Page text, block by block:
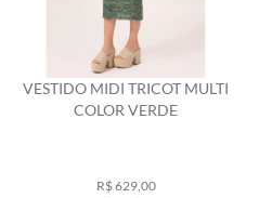
VESTIDO MIDI TRICOT MULTI
COLOR VERDE
R$ 629,00